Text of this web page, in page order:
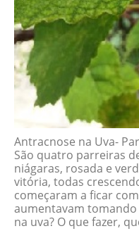
Antracnose na Uva-
São quatro parreiras
niágaras, rosada e
vitória, todas
começaram a ficar
aumentavam
na uva? O que fazer,